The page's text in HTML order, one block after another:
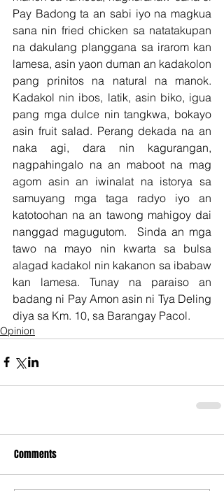
Pay Badong ta an sabi iyo na magkua
sana nin fried chicken sa natatakupan
na dakulang planggana sa irarom kan
lamesa, asin yaon duman an kadakolon
pang prinitos na natural na manok.
Kadakol nin ibos, latik, asin biko, igua
pang mga dulce nin tangkwa, bokayo
asin fruit salad. Perang dekada na an
naka agi, dara nin kagurangan,
nagpahingalo na an maboot na mag
agom asin an iwinalat na istorya sa
samuyang mga taga radyo iyo an
katotoohan na an tawong mahigoy dai
nanggad magugutom.  Sinda an mga
tawo na mayo nin kwarta sa bulsa
alagad kadakol nin kakanon sa ibabaw
kan lamesa. Tunay na paraiso an
badang ni Pay Amon asin ni Tya Deling
diya sa Km. 10, sa Barangay Pacol.
Opinion
Comments